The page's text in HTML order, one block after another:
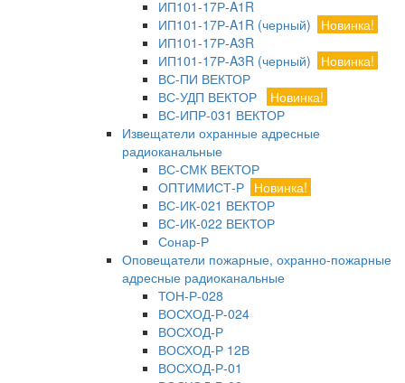
ИП101-17Р-A1R
ИП101-17Р-A1R (черный)
Новинка!
ИП101-17Р-A3R
ИП101-17Р-A3R (черный)
Новинка!
ВС-ПИ ВЕКТОР
ВС-УДП ВЕКТОР
Новинка!
ВС-ИПР-031 ВЕКТОР
Извещатели охранные адресные
радиоканальные
ВС-СМК ВЕКТОР
ОПТИМИСТ-Р Новинка!
ВС-ИК-021 ВЕКТОР
ВС-ИК-022 ВЕКТОР
Сонар-Р
Оповещатели пожарные, охранно-пожарные
адресные радиоканальные
ТОН-Р-028
ВОСХОД-Р-024
ВОСХОД-Р
ВОСХОД-Р 12В
ВОСХОД-Р-01